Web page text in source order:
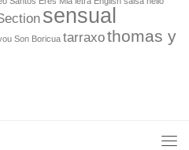
sensual
Son Boricua tarraxothomas y